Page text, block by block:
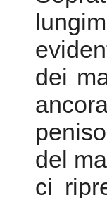
dei
del
ci